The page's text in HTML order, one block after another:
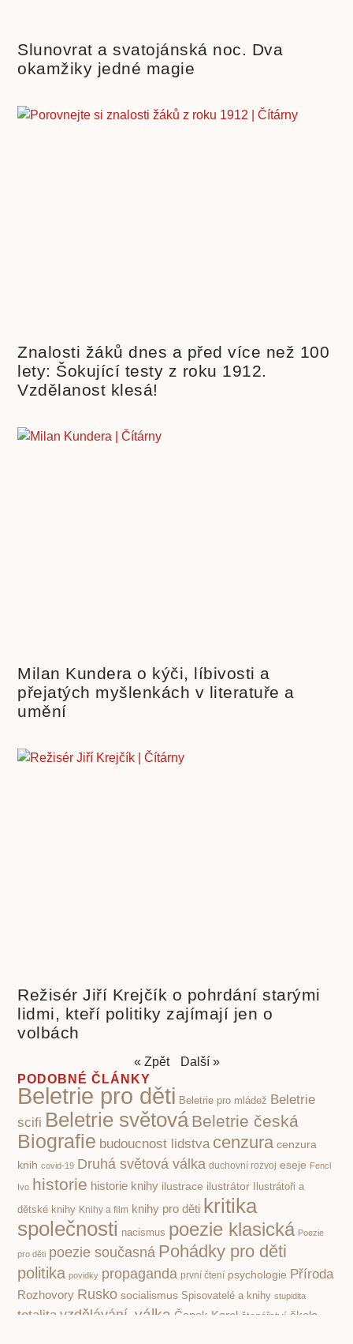
Slunovrat a svatojánská noc. Dva
okamžiky jedné magie
Znalosti žáků dnes a před více než 100
lety: Šokující testy z roku 1912.
Vzdělanost klesá!
Milan Kundera o kýči, líbivosti a
přejatých myšlenkách v literatuře a
umění
Režisér Jiří Krejčík o pohrdání starými
lidmi, kteří politiky zajímají jen o
volbách
« Zpět
Další »
PODOBNÉ ČLÁNKY
Beletrie pro děti Beletrie pro mládež Beletrie
scifi Beletrie světováBeletrie česká
Biografie budoucnost lidstva cenzura cenzura
knih covid-19 Druhá světová válka duchovní rozvoj eseje Fencl
Ivo historie historie knihy ilustrace ilustrátor
Ilustrátoři a
dětské knihy Knihy a film knihy pro děti kritika
společnosti nacismus poezie klasická Poezie
pro děti poezie současná Pohádky pro děti
politika povidky propaganda první čtení psychologie Příroda
Rozhovory Rusko socialismus Spisovatelé a knihy stupidita
totalita vzdělávání, válka Čapek Karel čtenářství škola